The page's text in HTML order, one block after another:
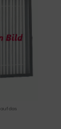
das